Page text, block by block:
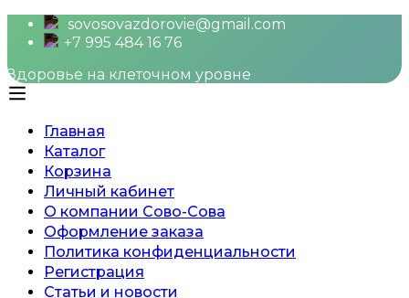
sovosovazdorovie@gmail.com
+7 995 484 16 76
Здоровье на клеточном уровне
Главная
Каталог
Корзина
Личный кабинет
О компании Сово-Сова
Оформление заказа
Политика конфиденциальности
Регистрация
Статьи и новости